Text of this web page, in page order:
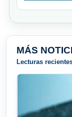
MÁS
Lecturas